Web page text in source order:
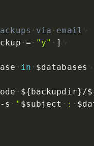
via
email
= "y"
]
in
$databases
${backupdir}/
-s " $subject :